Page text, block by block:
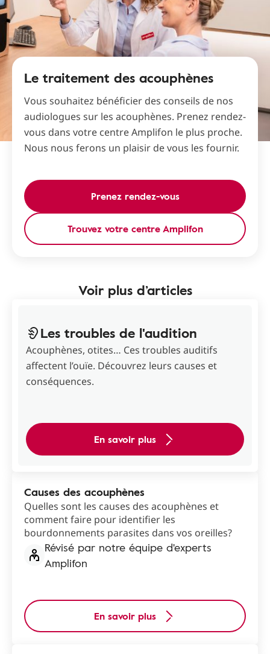
Le traitement des acouphènes
Vous souhaitez bénéficier des conseils de nos
audiologues sur les acouphènes. Prenez rendez-
vous dans votre centre Amplifon le plus proche.
Nous nous ferons un plaisir de vous les fournir.
Prenez rendez-vous
Trouvez votre centre Amplifon
Voir plus d’articles
Les troubles de l'audition
Acouphènes, otites… Ces troubles auditifs
affectent l’ouïe. Découvrez leurs causes et
conséquences.
En savoir plus
Causes des acouphènes
Quelles sont les causes des acouphènes et
comment faire pour identifier les
bourdonnements parasites dans vos oreilles?
Révisé par notre équipe d'experts
Amplifon
En savoir plus